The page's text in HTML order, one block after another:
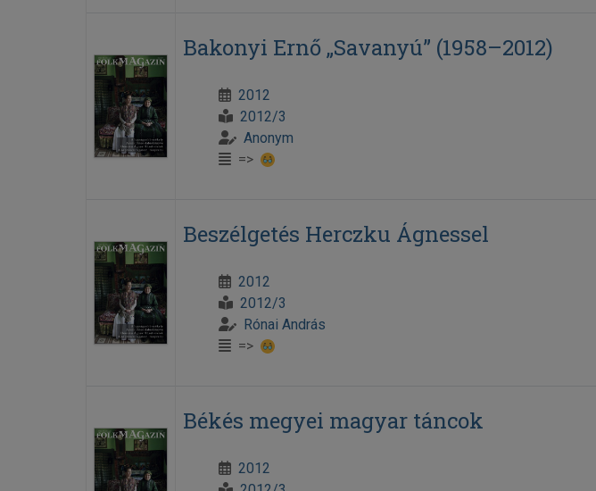
Bakonyi Ernő „Savanyú” (1958–2012)
2012
2012/3
Anonym
=>
Beszélgetés Herczku Ágnessel
2012
2012/3
Rónai András
=>
Békés megyei magyar táncok
2012